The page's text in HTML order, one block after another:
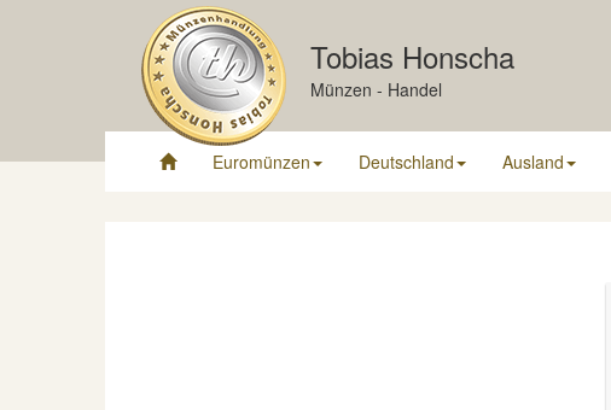
Tobias Honscha
Münzen - Handel
Euromünzen Deutschland Ausland